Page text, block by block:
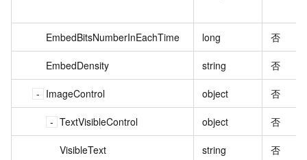
EmbedBitsNumberInEachTime long 否
EmbedDensity string 否
ImageControl object 否
TextVisibleControl object 否
VisibleText string 否